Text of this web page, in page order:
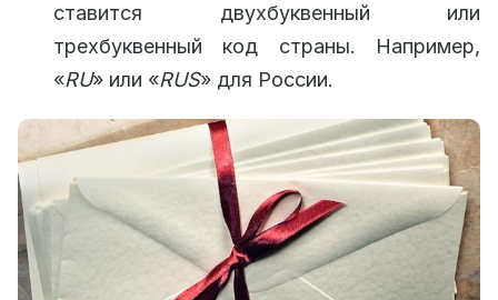
ставится двухбуквенный или
трехбуквенный код страны. Например,
«RU» или «RUS» для России.